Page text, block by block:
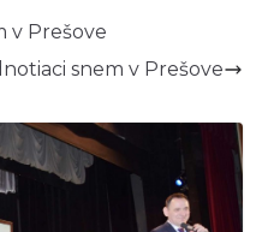
v Prešove
snem v Prešove